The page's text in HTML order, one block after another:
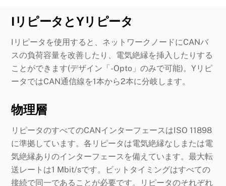
IリピータとYリピータ
Iリピータを使用すると、ネットワークノードにCANバ
スの負荷容量を改善したり、電気絶縁を挿入したりする
ことができます(デザイン「-Opto」のみで可能)。Yリピ
ータではCAN通信線を1本から2本に分岐します。
物理層
リピータのすべてのCANインターフェースはISO 11898
に準拠しています。各リピータは電気絶縁なしまたは電
気絶縁ありのインターフェースを備えています。最大転
送レートは1 Mbit/sです。ビットタイミングはすべての
接続で同一であることが必要です。リピータのそれぞれ